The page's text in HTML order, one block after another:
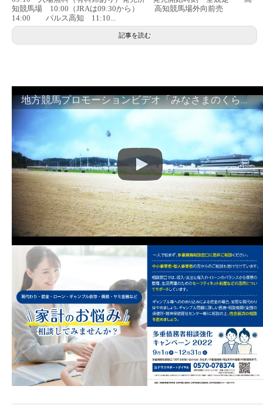
知競馬場 10:00（JRAは09:30から） 高知競馬場外向前売
14:00 パルス高知 11:10...
記事を読む
地方競馬プロモーションビデオ「みなさまのくらしのために」30秒篇｜NAR公式